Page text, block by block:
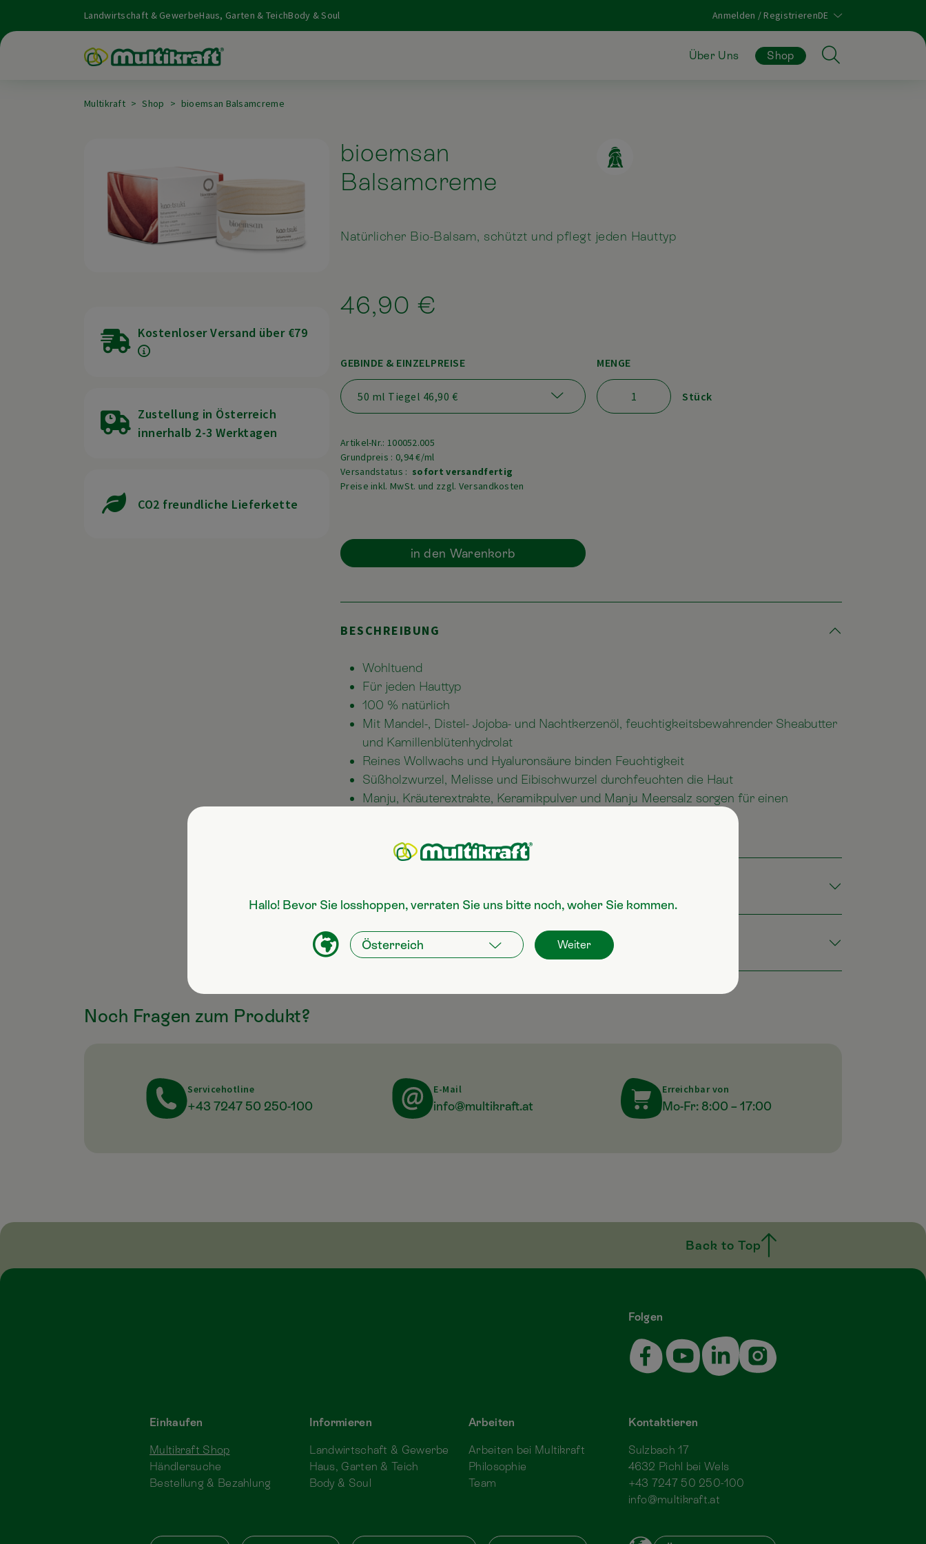
Landwirtschaft & GewerbeHaus, Garten & TeichBody & Soul Anmelden / Registrieren
Über Uns Shop
Multikraft Shop bioemsan Balsamcreme
Kostenloser Versand über €79
Zustellung in Österreich
innerhalb 2-3 Werktagen
CO2 freundliche Lieferkette
bioemsan
Balsamcreme
Natürlicher Bio-Balsam, schützt und pflegt jeden Hauttyp
46,90 €
GEBINDE & EINZELPREISE MENGE
Stück
Artikel-Nr.: 100052.005
Grundpreis : 0,94 €/ml
Versandstatus : sofort versandfertig
Preise inkl. MwSt. und zzgl. Versandkosten
in den Warenkorb
BESCHREIBUNG
Wohltuend
Für jeden Hauttyp
100 % natürlich
Mit Mandel-, Distel- Jojoba- und Nachtkerzenöl, feuchtigkeitsbewahrender Sheabutter
und Kamillenblütenhydrolat
Reines Wollwachs und Hyaluronsäure binden Feuchtigkeit
Süßholzwurzel, Melisse und Eibischwurzel durchfeuchten die Haut
Manju, Kräuterextrakte, Keramikpulver und Manju Meersalz sorgen für einen
INHALTSSTOFFE
Noch Fragen zum Produkt?
Servicehotline
+43 7247 50 250-100
E-Mail
info@multikraft.at
Erreichbar von
Mo-Fr: 8:00 – 17:00
Back to Top
Folgen
Einkaufen
Multikraft Shop
Händlersuche
Bestellung & Bezahlung
Informieren
Landwirtschaft & Gewerbe
Haus, Garten & Teich
Body & Soul
Arbeiten
Arbeiten bei Multikraft
Philosophie
Team
Kontaktieren
Sulzbach 17
4632 Pichl bei Wels
+43 7247 50 250-100
info@multikraft.at
Hallo! Bevor Sie losshoppen, verraten Sie uns bitte noch, woher Sie kommen.
Weiter